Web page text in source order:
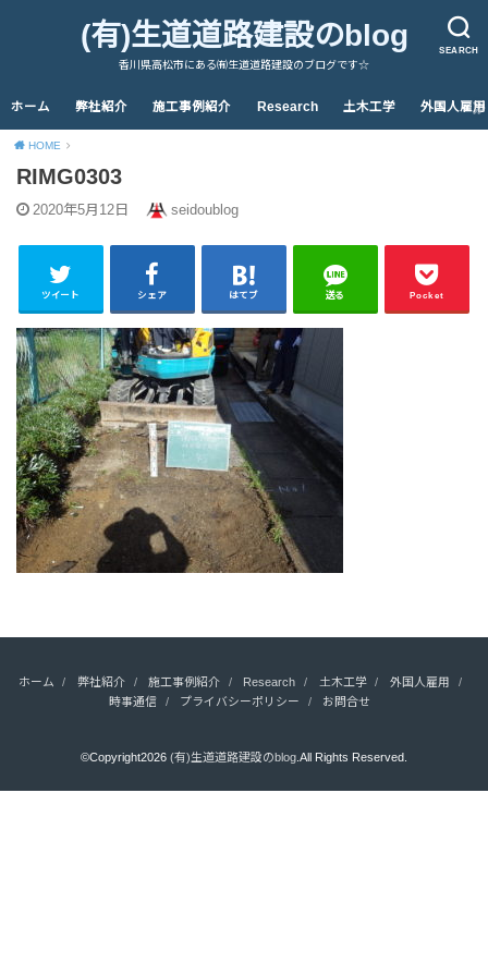
SEARCH
(有)生道道路建設のblog
香川県高松市にある㈲生道道路建設のブログです☆
ホーム 弊社紹介 施工事例紹介 Research 土木工学 外国人雇用
HOME
RIMG0303
2020年5月12日 seidoublog
ツイート シェア はてブ 送る Pocket
ホーム 弊社紹介 施工事例紹介 Research 土木工学
外国人雇用
時事通信
プライバシーポリシー お問合せ
©Copyright2026 (有)生道道路建設のblog.All Rights Reserved.